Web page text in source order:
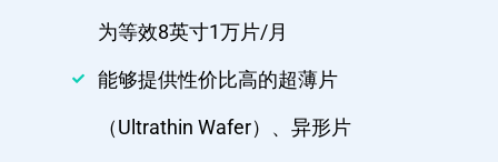
为等效8英寸1万片/月
能够提供性价比高的超薄片
（Ultrathin Wafer）、异形片